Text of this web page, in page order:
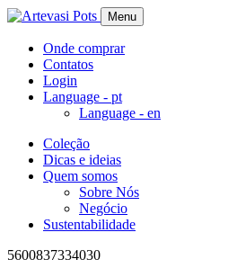
Menu
Onde comprar
Contatos
Login
Language - pt
Language - en
Coleção
Dicas e ideias
Quem somos
Sobre Nós
Negócio
Sustentabilidade
5600837334030